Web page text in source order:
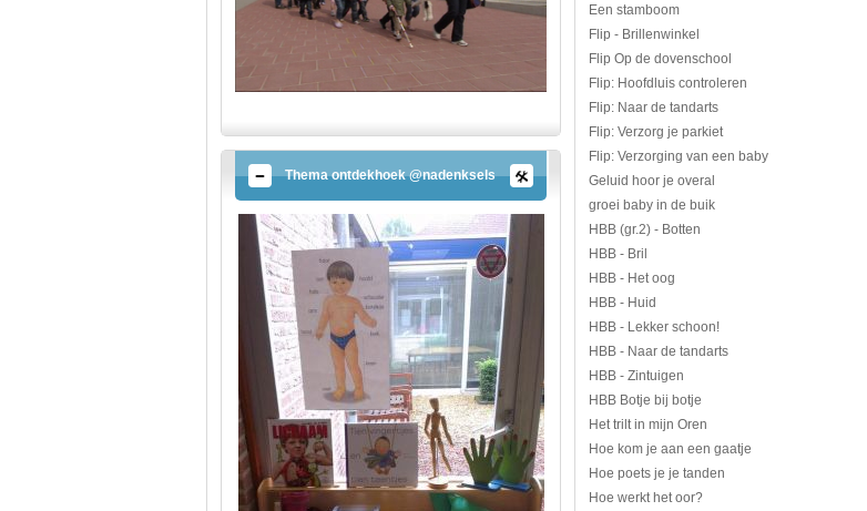
Thema ontdekhoek @nadenksels
Een stamboom
Flip - Brillenwinkel
Flip Op de dovenschool
Flip: Hoofdluis controleren
Flip: Naar de tandarts
Flip: Verzorg je parkiet
Flip: Verzorging van een baby
Geluid hoor je overal
groei baby in de buik
HBB (gr.2) - Botten
HBB - Bril
HBB - Het oog
HBB - Huid
HBB - Lekker schoon!
HBB - Naar de tandarts
HBB - Zintuigen
HBB Botje bij botje
Het trilt in mijn Oren
Hoe kom je aan een gaatje
Hoe poets je je tanden
Hoe werkt het oor?